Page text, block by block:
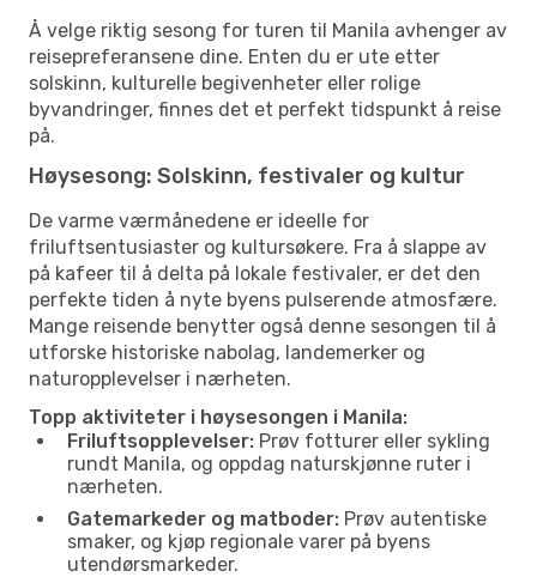
Å velge riktig sesong for turen til Manila avhenger av
reisepreferansene dine. Enten du er ute etter
solskinn, kulturelle begivenheter eller rolige
byvandringer, finnes det et perfekt tidspunkt å reise
på.
Høysesong: Solskinn, festivaler og kultur
De varme værmånedene er ideelle for
friluftsentusiaster og kultursøkere. Fra å slappe av
på kafeer til å delta på lokale festivaler, er det den
perfekte tiden å nyte byens pulserende atmosfære.
Mange reisende benytter også denne sesongen til å
utforske historiske nabolag, landemerker og
naturopplevelser i nærheten.
Topp aktiviteter i høysesongen i Manila:
Friluftsopplevelser: Prøv fotturer eller sykling
rundt Manila, og oppdag naturskjønne ruter i
nærheten.
Gatemarkeder og matboder: Prøv autentiske
smaker, og kjøp regionale varer på byens
utendørsmarkeder.